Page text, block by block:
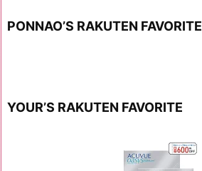
PONNAO’S RAKUTEN FAVORITE
YOUR’S RAKUTEN FAVORITE